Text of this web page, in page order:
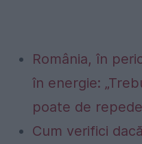
România, în
în energie:
poate de
Cum verifici